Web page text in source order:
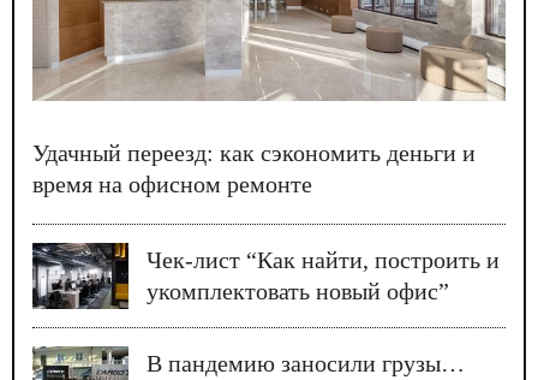
Удачный переезд: как сэкономить деньги и
время на офисном ремонте
Чек-лист “Как найти, построить и
укомплектовать новый офис”
В пандемию заносили грузы…